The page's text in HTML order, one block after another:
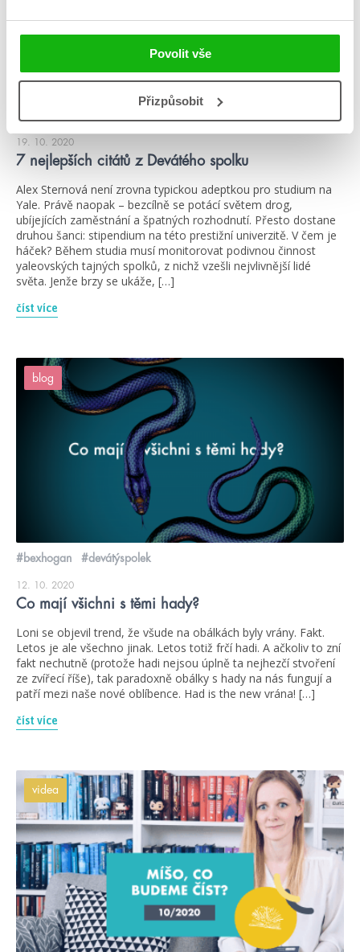
Povolit vše
Přizpůsobit
19. 10. 2020
7 nejlepších citátů z Devátého spolku
Alex Sternová není zrovna typickou adeptkou pro studium na
Yale. Právě naopak – bezcílně se potácí světem drog,
ubíjejících zaměstnání a špatných rozhodnutí. Přesto dostane
druhou šanci: stipendium na této prestižní univerzitě. V čem je
háček? Během studia musí monitorovat podivnou činnost
yaleovských tajných spolků, z nichž vzešli nejvlivnější lidé
světa. Jenže brzy se ukáže, […]
číst více
blog
#bexhogan #devátýspolek
12. 10. 2020
Co mají všichni s těmi hady?
Loni se objevil trend, že všude na obálkách byly vrány. Fakt.
Letos je ale všechno jinak. Letos totiž frčí hadi. A ačkoliv to zní
fakt nechutně (protože hadi nejsou úplně ta nejhezčí stvoření
ze zvířecí říše), tak paradoxně obálky s hady na nás fungují a
patří mezi naše nové oblíbence. Had is the new vrána! […]
číst více
videa